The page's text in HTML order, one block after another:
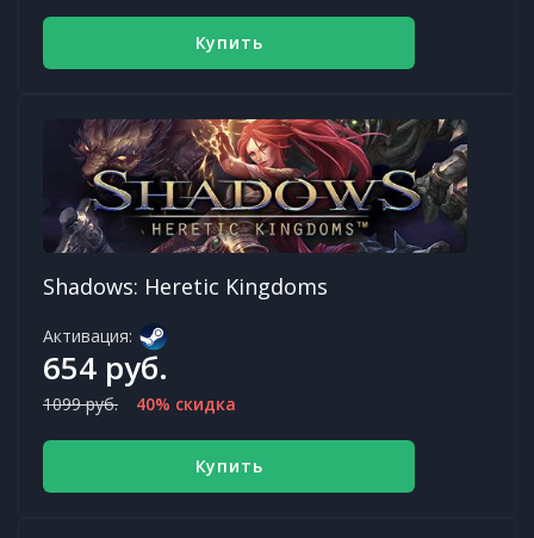
Купить
Shadows: Heretic Kingdoms
Активация:
654 руб.
1099 руб. 40% скидка
Купить